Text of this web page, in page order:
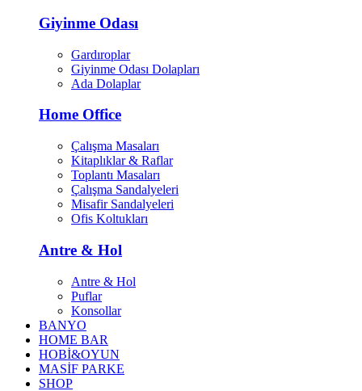
Giyinme Odası
Gardıroplar
Giyinme Odası Dolapları
Ada Dolaplar
Home Office
Çalışma Masaları
Kitaplıklar & Raflar
Toplantı Masaları
Çalışma Sandalyeleri
Misafir Sandalyeleri
Ofis Koltukları
Antre & Hol
Antre & Hol
Puflar
Konsollar
BANYO
HOME BAR
HOBİ&OYUN
MASİF PARKE
SHOP